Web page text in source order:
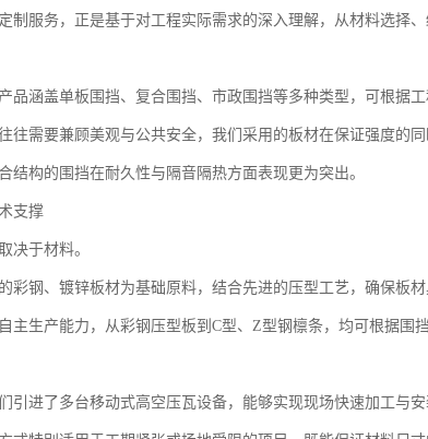
制服务，正是基于对工程实际需求的深入理解，从材料选择
品涵盖单板围挡、复合围挡、市政围挡等多种类型，可根据
往需要兼顾美观与公共安全，我们采用的板材在保证强度的
结构的围挡在耐久性与隔音隔热方面表现更为突出。
支撑
决于材料。
彩钢、镀锌板材为基础原料，结合先进的压型工艺，确保板材
主生产能力，从彩钢压型板到C型、Z型钢檩条，均可根据
引进了多台移动式高空压瓦设备，能够实现现场快速加工与安